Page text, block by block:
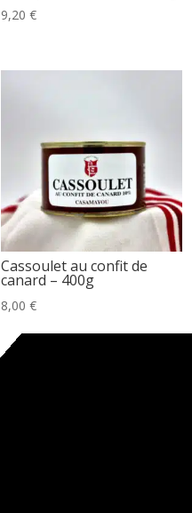
9,20 €
Cassoulet au confit de
canard – 400g
8,00 €